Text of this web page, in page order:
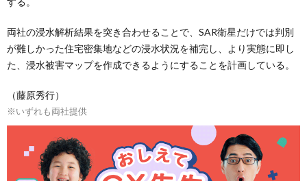
両社の浸水解析結果を突き合わせることで、SAR衛星だけでは判別
が難しかった住宅密集地などの浸水状況を補完し、より実態に即し
た、浸水被害マップを作成できるようにすることを計画している。
（藤原秀行）
※いずれも両社提供